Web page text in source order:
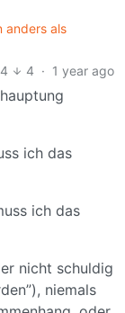
anders als
4
4 · 1 year ago
ich das
ich das
nicht schuldig
niemals